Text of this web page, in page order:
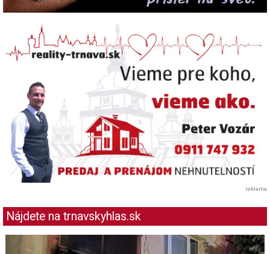
reklama
Nájdete na trnavskyhlas.sk